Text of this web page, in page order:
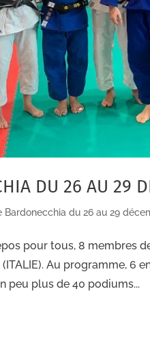
DU 26 AU 29
Bardonecchia du 26 au 29
pour tous, 8 membres
Au programme, 6
peu plus de 40 podiums...